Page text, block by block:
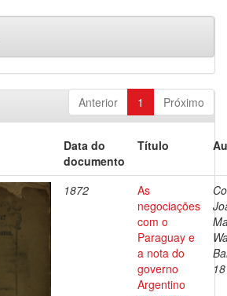
Anterior 1 Próximo
Data do
documento
Título
1872
As
negociações
com o
Paraguay e
a nota do
governo
Argentino